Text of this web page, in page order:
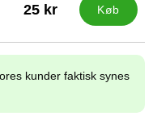
25 kr Køb
kunder faktisk synes